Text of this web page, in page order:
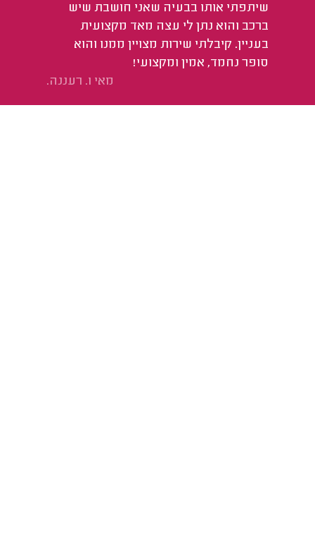
שיתפתי אותו בבעיה שאני חושבת שיש
ברכב והוא נתן לי עצה מאד מקצועית
בעניין. קיבלתי שירות מצויין ממנו והוא
סופר נחמד, אמין ומקצועי!
מאי ו. רעננה.